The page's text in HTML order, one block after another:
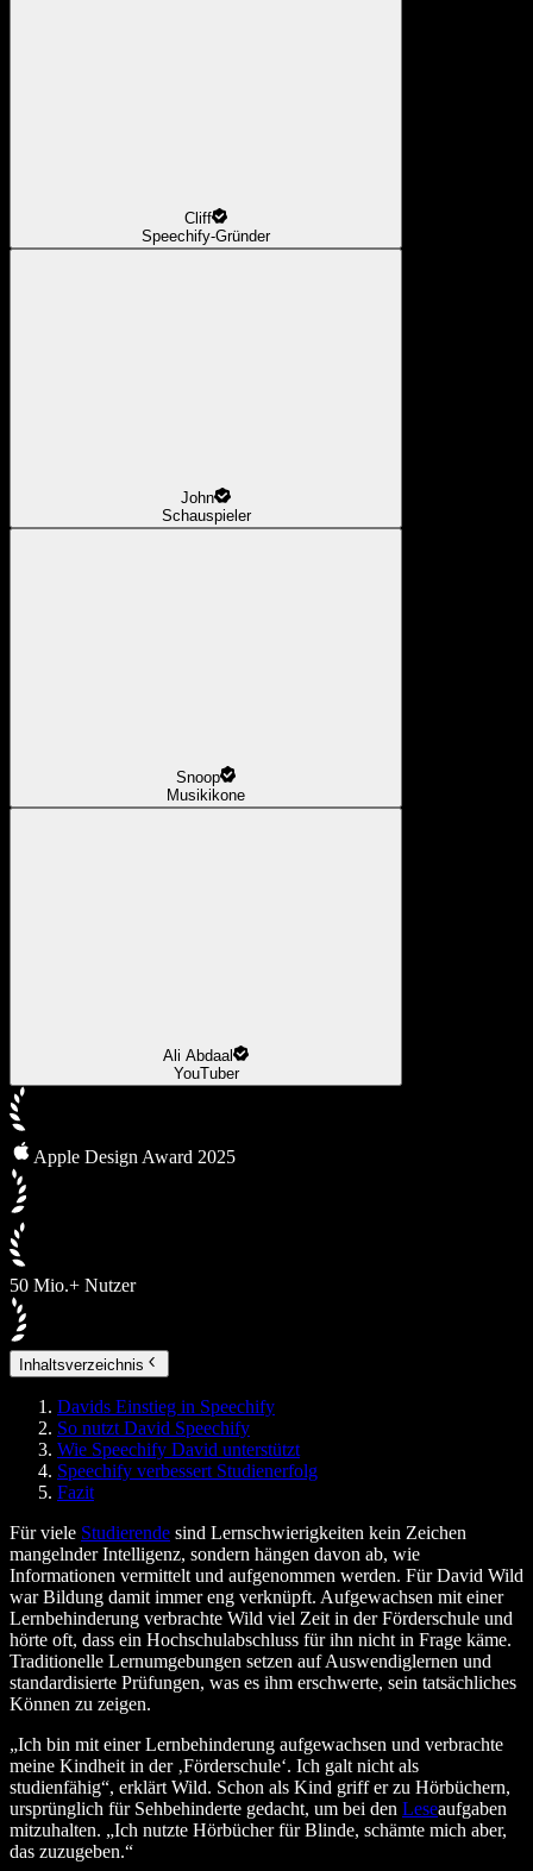
Cliff
Speechify-Gründer
John
Schauspieler
Snoop
Musikikone
Ali Abdaal
YouTuber
Apple Design Award 2025
50 Mio.+ Nutzer
Inhaltsverzeichnis
Davids Einstieg in Speechify
So nutzt David Speechify
Wie Speechify David unterstützt
Speechify verbessert Studienerfolg
Fazit
Für viele Studierende sind Lernschwierigkeiten kein Zeichen
mangelnder Intelligenz, sondern hängen davon ab, wie
Informationen vermittelt und aufgenommen werden. Für David Wild
war Bildung damit immer eng verknüpft. Aufgewachsen mit einer
Lernbehinderung verbrachte Wild viel Zeit in der Förderschule und
hörte oft, dass ein Hochschulabschluss für ihn nicht in Frage käme.
Traditionelle Lernumgebungen setzen auf Auswendiglernen und
standardisierte Prüfungen, was es ihm erschwerte, sein tatsächliches
Können zu zeigen.
„Ich bin mit einer Lernbehinderung aufgewachsen und verbrachte
meine Kindheit in der ‚Förderschule‘. Ich galt nicht als
studienfähig“, erklärt Wild. Schon als Kind griff er zu Hörbüchern,
ursprünglich für Sehbehinderte gedacht, um bei den Leseaufgaben
mitzuhalten. „Ich nutzte Hörbücher für Blinde, schämte mich aber,
das zuzugeben.“